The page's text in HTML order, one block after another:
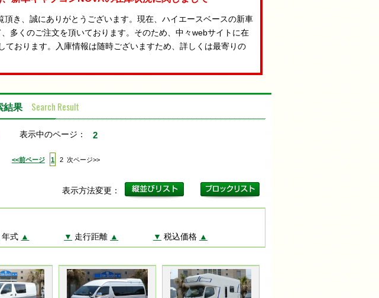
頂き、誠にありがとうございます。現在、ハイエースベースの新車
多くのご注文を頂いております。そのため、中々webサイトに在
ております。入庫情報は随時ございますため、詳しくは最寄りの
結果 Search Result
表示中のページ： 2
<<前ページ 1 2次ページ>>
表示方法変更：
年式 ▲ ▼ 走行距離 ▲ ▼ 税込価格 ▲